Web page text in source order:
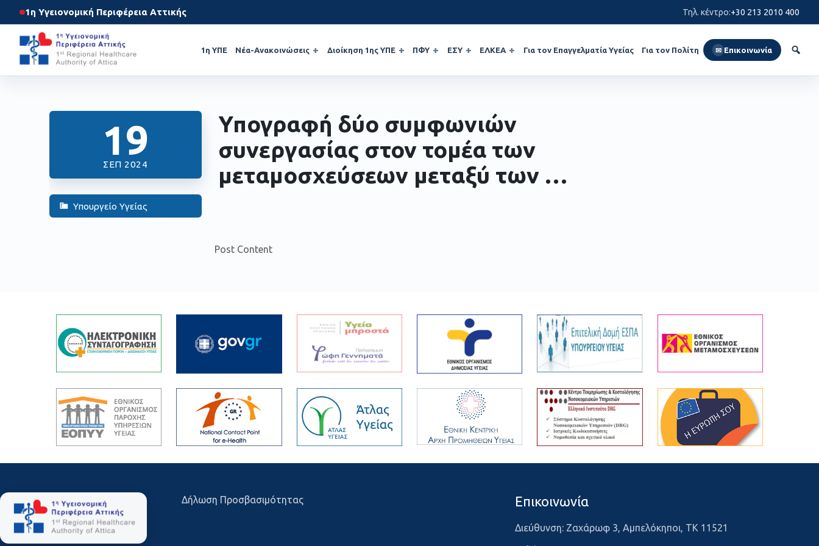
1η Υγειονομική Περιφέρεια Αττικής Τηλ. κέντρο:+30 213 2010 400
1η ΥΠΕ Νέα-Ανακοινώσεις Διοίκηση 1ης ΥΠΕ ΠΦΥ ΕΣΥ ΕΛΚΕΑ Για τον Επαγγελματία Υγείας Για τον Πολίτη ✉ Επικοινωνία
19
ΣΕΠ 2024
Υπουργείο Υγείας
Υπογραφή δύο συμφωνιών
συνεργασίας στον τομέα των
μεταμοσχεύσεων μεταξύ των …
Post Content
Δήλωση Προσβασιμότητας Επικοινωνία
Διεύθυνση: Ζαχάρωφ 3, Αμπελόκηποι, ΤΚ 11521